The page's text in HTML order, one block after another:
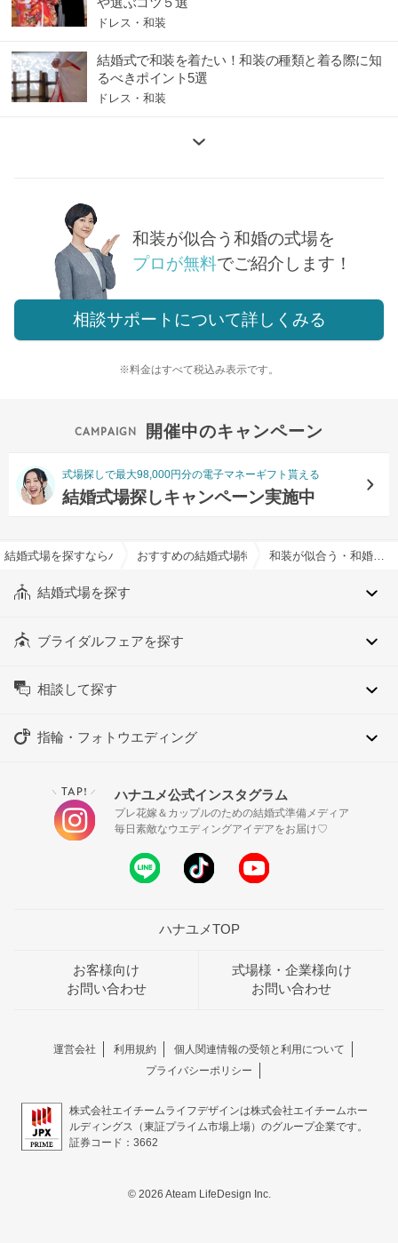
ドレス・和装
結婚式で和装を着たい！和装の種類と着る際に知
るべきポイント5選
ドレス・和装
和装が似合う和婚の式場を
プロが無料でご紹介します！
相談サポートについて詳しくみる
※料金はすべて税込み表示です。
開催中のキャンペーン
式場探しで最大98,000円分の電子マネーギフト貰える
結婚式場探しキャンペーン実施中
結婚式場を探すならハナユメおすすめの結婚式場特集一覧
結婚式場を探す
ブライダルフェアを探す
相談して探す
指輪・フォトウエディング
＼ TAP! ／ ハナユメ公式インスタグラム
プレ花嫁＆カップルのための結婚式準備メディア
毎日素敵なウエディングアイデアをお届け♡
ハナユメTOP
お客様向け
お問い合わせ
式場様・企業様向け
お問い合わせ
運営会社 利用規約
個人関連情報の受領と利用について
プライバシーポリシー
株式会社エイチームライフデザインは株式会社エイチームホー
ルディングス（東証プライム市場上場）のグループ企業です。
証券コード：3662
© 2026 Ateam LifeDesign Inc.